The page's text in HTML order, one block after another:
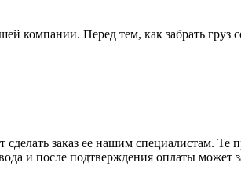
компании. Перед тем, как забрать груз
заказ ее нашим специалистам. Те
и после подтверждения оплаты может